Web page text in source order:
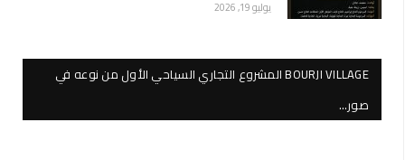
يوليو 19, 2026
BOURJI VILLAGE المشروع التجاري السياحي الأول من نوعه في
صور…